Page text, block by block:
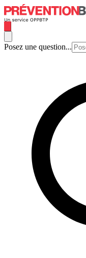
Posez une question...